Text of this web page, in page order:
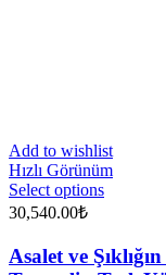
Add to wishlist
Hızlı Görünüm
Select options
30,540.00₺
Asalet ve